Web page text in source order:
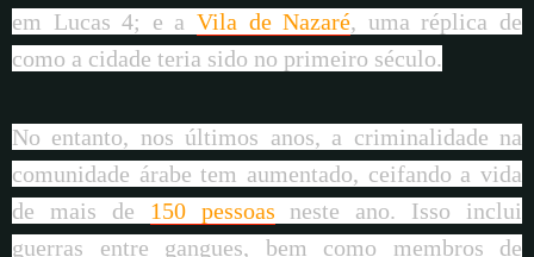
em Lucas 4; e a Vila de Nazaré, uma réplica de
como a cidade teria sido no primeiro século.
No entanto, nos últimos anos, a criminalidade na
comunidade árabe tem aumentado, ceifando a vida
de mais de 150 pessoas neste ano. Isso inclui
guerras entre gangues, bem como membros de